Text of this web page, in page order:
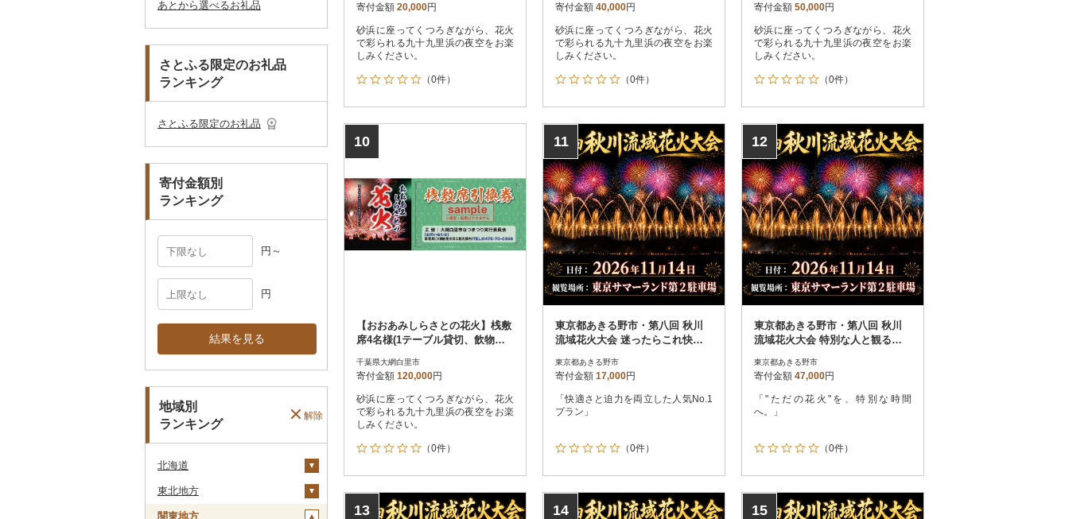
その他文房具
箸
スプーン・フォーク・
ナイフ
皿・椀
その他食器
フライパン
鍋
まな板
土鍋
洗剤
トイレットペーパー
ティッシュ
その他日用品
楽器・器材
本・CD・DVD
おもちゃ・ぬいぐるみ
ご当地キャラクター
ペット用品
その他雑貨
その他スポーツ
プロテイン
その他美容
その他鞄・バッグ
子供・ベビー
その他洋服
靴・シューズ
スリッパ・下駄・草履
その他靴・履物
アクセサリー
ペンダント・ネックレ
ス
ピアス・イヤリング
その他アクセサリー
その他服飾小物
ショール・ストール
マフラー・手袋
唐津焼
備前焼
美濃焼
村上木彫堆朱
数珠
工芸品
播州そろばん
美濃和紙
胡蝶蘭
造花・プリザーブドフ
ラワー
その他花
盆栽・その他
その他
あとから選べるお礼品
さとふる限定のお礼品
ランキング
さとふる限定のお礼品
寄付金額別
ランキング
円～
円
結果を見る
地域別
ランキング
解除
北海道
安平町
八雲町
東北地方
青森県
関東地方
寄付金額 20,000円
砂浜に座ってくつろぎながら、花火
で彩られる九十九里浜の夜空をお楽
しみください。
（0件）
寄付金額 40,000円
砂浜に座ってくつろぎながら、花火
で彩られる九十九里浜の夜空をお楽
しみください。
（0件）
寄付金額 50,000円
砂浜に座ってくつろぎながら、花火
で彩られる九十九里浜の夜空をお楽
しみください。
（0件）
10
【おおあみしらさとの花火】桟敷
席4名様(1テーブル貸切、飲物付
千葉県大網白里市
寄付金額 120,000円
砂浜に座ってくつろぎながら、花火
で彩られる九十九里浜の夜空をお楽
しみください。
（0件）
11
東京都あきる野市・第八回 秋川
流域花火大会 迷ったらこれ快適
人1名)
東京都あきる野市
寄付金額 17,000円
「快適さと迫力を両立した人気No.1
プラン」
（0件）
12
東京都あきる野市・第八回 秋川
流域花火大会 特別な人と観る花
東京都あきる野市
寄付金額 47,000円
「"ただの花火"を、特別な時間
へ。」
（0件）
13 14 15